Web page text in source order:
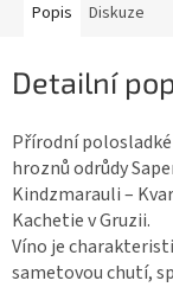
Popis Diskuze
Detailní
Přírodní
hroznů odrůdy
Kindzmarauli –
Kachetie v Gruzii.
Víno je
sametovou chutí,